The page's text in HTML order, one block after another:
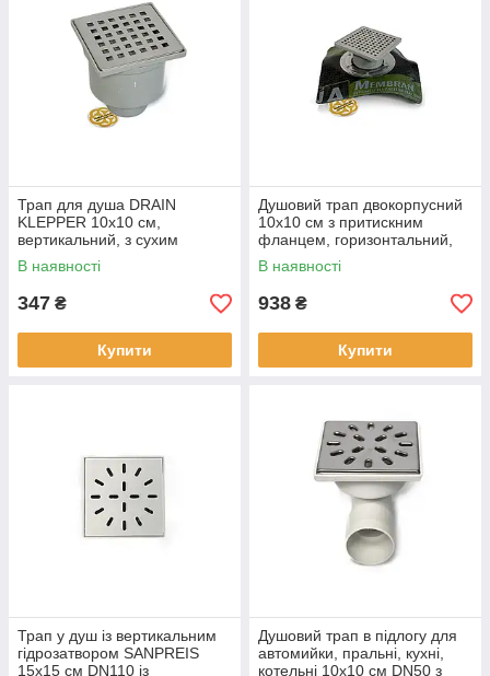
Трап для душа DRAIN
KLEPPER 10x10 см,
вертикальний, з сухим
затвором, грати квадратні
Sanpreis
В наявності
347 ₴
Купити
Душовий трап двокорпусний
10х10 см з притискним
фланцем, горизонтальний,
решітка квадрат Sanpreis
В наявності
938 ₴
Купити
Трап у душ із вертикальним
гідрозатвором SANPREIS
15х15 см DN110 із
Душовий трап в підлогу для
автомийки, пральні, кухні,
котельні 10х10 см DN50 з